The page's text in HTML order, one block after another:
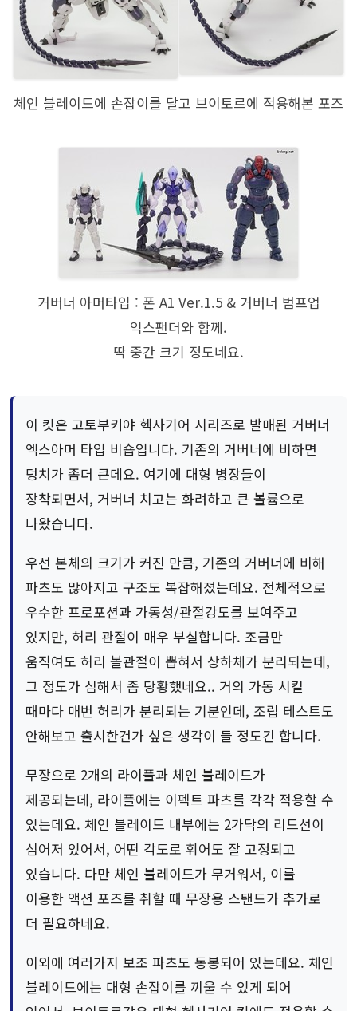
체인 블레이드에 손잡이를 달고 브이토르에 적용해본 포즈
거버너 아머타입 : 폰 A1 Ver.1.5 & 거버너 범프업
익스팬더와 함께.
딱 중간 크기 정도네요.
이 킷은 고토부키야 헥사기어 시리즈로 발매된 거버너
엑스아머 타입 비숍입니다. 기존의 거버너에 비하면
덩치가 좀더 큰데요. 여기에 대형 병장들이
장착되면서, 거버너 치고는 화려하고 큰 볼륨으로
나왔습니다.
우선 본체의 크기가 커진 만큼, 기존의 거버너에 비해
파츠도 많아지고 구조도 복잡해졌는데요. 전체적으로
우수한 프로포션과 가동성/관절강도를 보여주고
있지만, 허리 관절이 매우 부실합니다. 조금만
움직여도 허리 볼관절이 뽑혀서 상하체가 분리되는데,
그 정도가 심해서 좀 당황했네요.. 거의 가동 시킬
때마다 매번 허리가 분리되는 기분인데, 조립 테스트도
안해보고 출시한건가 싶은 생각이 들 정도긴 합니다.
무장으로 2개의 라이플과 체인 블레이드가
제공되는데, 라이플에는 이펙트 파츠를 각각 적용할 수
있는데요. 체인 블레이드 내부에는 2가닥의 리드선이
심어저 있어서, 어떤 각도로 휘어도 잘 고정되고
있습니다. 다만 체인 블레이드가 무거워서, 이를
이용한 액션 포즈를 취할 때 무장용 스탠드가 추가로
더 필요하네요.
이외에 여러가지 보조 파츠도 동봉되어 있는데요. 체인
블레이드에는 대형 손잡이를 끼울 수 있게 되어